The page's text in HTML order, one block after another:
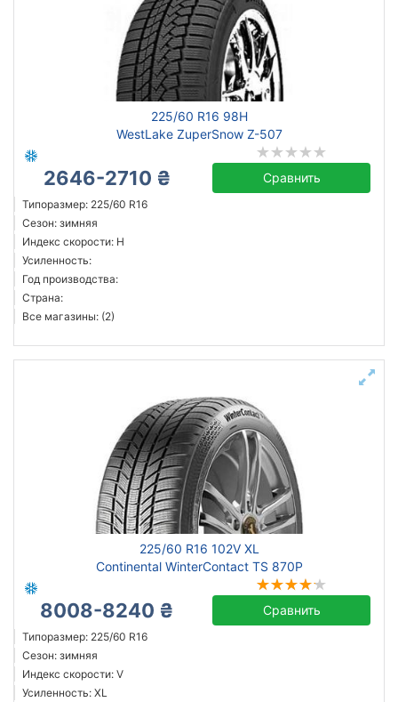
225/60 R16 98H
WestLake ZuperSnow Z-507
2646-2710 ₴ Сравнить
Типоразмер: 225/60 R16
Сезон: зимняя
Индекс скорости: H
Усиленность:
Год производства:
Страна:
Все магазины: (2)
225/60 R16 102V XL
Continental WinterContact TS 870P
8008-8240 ₴ Сравнить
Типоразмер: 225/60 R16
Сезон: зимняя
Индекс скорости: V
Усиленность: XL